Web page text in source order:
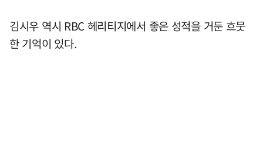
김시우 역시 RBC 헤리티지에서 좋은 성적을 거둔 흐뭇
한 기억이 있다.